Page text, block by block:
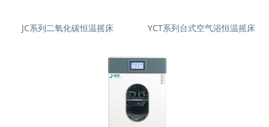
JC系列二氧化碳恒温摇床 YCT系列台式空气浴恒温摇床